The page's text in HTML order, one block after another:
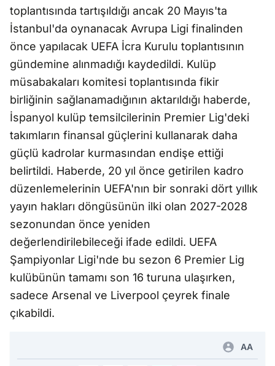
toplantısında tartışıldığı ancak 20 Mayıs'ta
İstanbul'da oynanacak Avrupa Ligi finalinden
önce yapılacak UEFA İcra Kurulu toplantısının
gündemine alınmadığı kaydedildi. Kulüp
müsabakaları komitesi toplantısında fikir
birliğinin sağlanamadığının aktarıldığı haberde,
İspanyol kulüp temsilcilerinin Premier Lig'deki
takımların finansal güçlerini kullanarak daha
güçlü kadrolar kurmasından endişe ettiği
belirtildi. Haberde, 20 yıl önce getirilen kadro
düzenlemelerinin UEFA'nın bir sonraki dört yıllık
yayın hakları döngüsünün ilki olan 2027-2028
sezonundan önce yeniden
değerlendirilebileceği ifade edildi. UEFA
Şampiyonlar Ligi'nde bu sezon 6 Premier Lig
kulübünün tamamı son 16 turuna ulaşırken,
sadece Arsenal ve Liverpool çeyrek finale
çıkabildi.
AA